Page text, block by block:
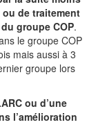
de traitement
groupe COP.
le groupe COP
mais aussi à 3
groupe lors
ou d’une
l’amélioration